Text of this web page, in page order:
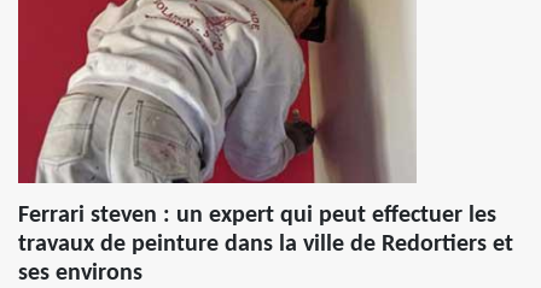
Ferrari steven : un expert qui peut effectuer les
travaux de peinture dans la ville de Redortiers et
ses environs